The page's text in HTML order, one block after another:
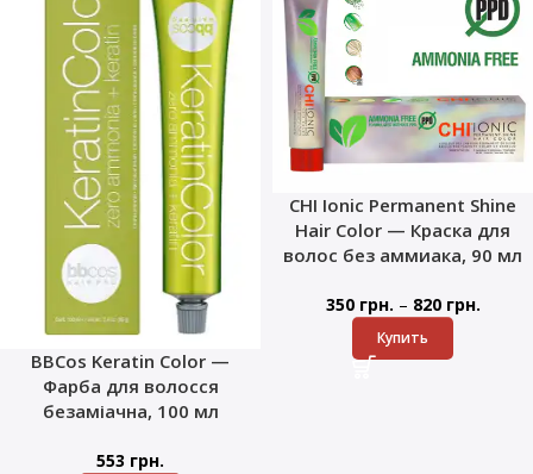
BBCos Keratin Color —
Фарба для волосся
безаміачна, 100 мл
553 грн.
CHI Ionic Permanent Shine
Hair Color — Краска для
волос без аммиака, 90 мл
350 грн. – 820 грн.
Купить